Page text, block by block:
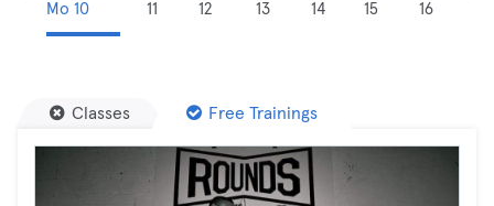
Mo 10
11
12
13
14
15
16
Classes Free Trainings